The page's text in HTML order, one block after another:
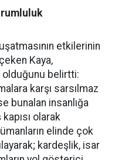
etkilerinin
Kaya,
olduğunu belirtti:
karşı sarsılmaz
bunalan insanlığa
kapısı olarak
elinde çok
kardeşlik, isar